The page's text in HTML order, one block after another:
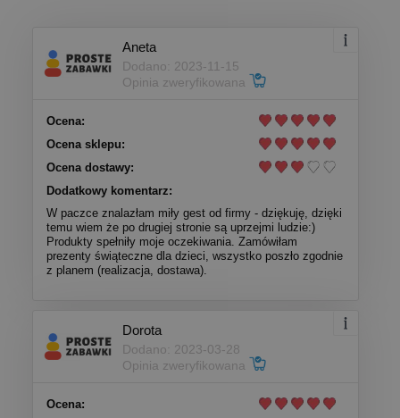
Aneta
Dodano: 2023-11-15
Opinia zweryfikowana
Ocena:
Ocena sklepu:
Ocena dostawy:
Dodatkowy komentarz:
W paczce znalazłam miły gest od firmy - dziękuję, dzięki
temu wiem że po drugiej stronie są uprzejmi ludzie:)
Produkty spełniły moje oczekiwania. Zamówiłam
prezenty świąteczne dla dzieci, wszystko poszło zgodnie
z planem (realizacja, dostawa).
Dorota
Dodano: 2023-03-28
Opinia zweryfikowana
Ocena: